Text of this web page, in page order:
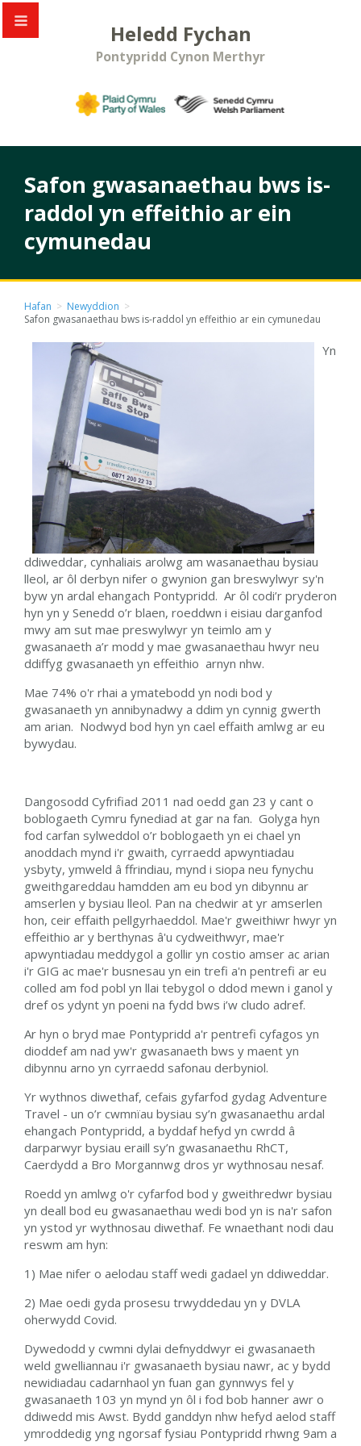
Heledd Fychan
Pontypridd Cynon Merthyr
Safon gwasanaethau bws is-
raddol yn effeithio ar ein
cymunedau
Hafan > Newyddion >
Safon gwasanaethau bws is-raddol yn effeithio ar ein cymunedau
Yn
ddiweddar, cynhaliais arolwg am wasanaethau bysiau
lleol, ar ôl derbyn nifer o gwynion gan breswylwyr sy'n
byw yn ardal ehangach Pontypridd. Ar ôl codi’r pryderon
hyn yn y Senedd o’r blaen, roeddwn i eisiau darganfod
mwy am sut mae preswylwyr yn teimlo am y
gwasanaeth a’r modd y mae gwasanaethau hwyr neu
ddiffyg gwasanaeth yn effeithio arnyn nhw.
Mae 74% o'r rhai a ymatebodd yn nodi bod y
gwasanaeth yn annibynadwy a ddim yn cynnig gwerth
am arian. Nodwyd bod hyn yn cael effaith amlwg ar eu
bywydau.
Dangosodd Cyfrifiad 2011 nad oedd gan 23 y cant o
boblogaeth Cymru fynediad at gar na fan. Golyga hyn
fod carfan sylweddol o’r boblogaeth yn ei chael yn
anoddach mynd i'r gwaith, cyrraedd apwyntiadau
ysbyty, ymweld â ffrindiau, mynd i siopa neu fynychu
gweithgareddau hamdden am eu bod yn dibynnu ar
amserlen y bysiau lleol. Pan na chedwir at yr amserlen
hon, ceir effaith pellgyrhaeddol. Mae'r gweithiwr hwyr yn
effeithio ar y berthynas â'u cydweithwyr, mae'r
apwyntiadau meddygol a gollir yn costio amser ac arian
i'r GIG ac mae'r busnesau yn ein trefi a'n pentrefi ar eu
colled am fod pobl yn llai tebygol o ddod mewn i ganol y
dref os ydynt yn poeni na fydd bws i’w cludo adref.
Ar hyn o bryd mae Pontypridd a'r pentrefi cyfagos yn
dioddef am nad yw'r gwasanaeth bws y maent yn
dibynnu arno yn cyrraedd safonau derbyniol.
Yr wythnos diwethaf, cefais gyfarfod gydag Adventure
Travel - un o’r cwmnïau bysiau sy’n gwasanaethu ardal
ehangach Pontypridd, a byddaf hefyd yn cwrdd â
darparwyr bysiau eraill sy’n gwasanaethu RhCT,
Caerdydd a Bro Morgannwg dros yr wythnosau nesaf.
Roedd yn amlwg o'r cyfarfod bod y gweithredwr bysiau
yn deall bod eu gwasanaethau wedi bod yn is na'r safon
yn ystod yr wythnosau diwethaf. Fe wnaethant nodi dau
reswm am hyn:
1) Mae nifer o aelodau staff wedi gadael yn ddiweddar.
2) Mae oedi gyda prosesu trwyddedau yn y DVLA
oherwydd Covid.
Dywedodd y cwmni dylai defnyddwyr ei gwasanaeth
weld gwelliannau i'r gwasanaeth bysiau nawr, ac y bydd
newidiadau cadarnhaol yn fuan gan gynnwys fel y
gwasanaeth 103 yn mynd yn ôl i fod bob hanner awr o
ddiwedd mis Awst. Bydd ganddyn nhw hefyd aelod staff
ymroddedig yng ngorsaf fysiau Pontypridd rhwng 9am a